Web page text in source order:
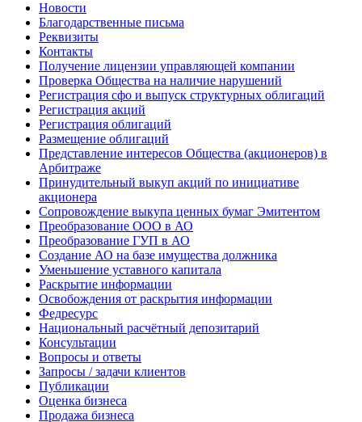
Новости
Благодарственные письма
Реквизиты
Контакты
Получение лицензии управляющей компании
Проверка Общества на наличие нарушений
Регистрация сфо и выпуск структурных облигаций
Регистрация акций
Регистрация облигаций
Размещение облигаций
Представление интересов Общества (акционеров) в
Арбитраже
Принудительный выкуп акций по инициативе
акционера
Сопровождение выкупа ценных бумаг Эмитентом
Преобразование ООО в АО
Преобразование ГУП в АО
Создание АО на базе имущества должника
Уменьшение уставного капитала
Раскрытие информации
Освобождения от раскрытия информации
Федресурс
Национальный расчётный депозитарий
Консультации
Вопросы и ответы
Запросы / задачи клиентов
Публикации
Оценка бизнеса
Продажа бизнеса